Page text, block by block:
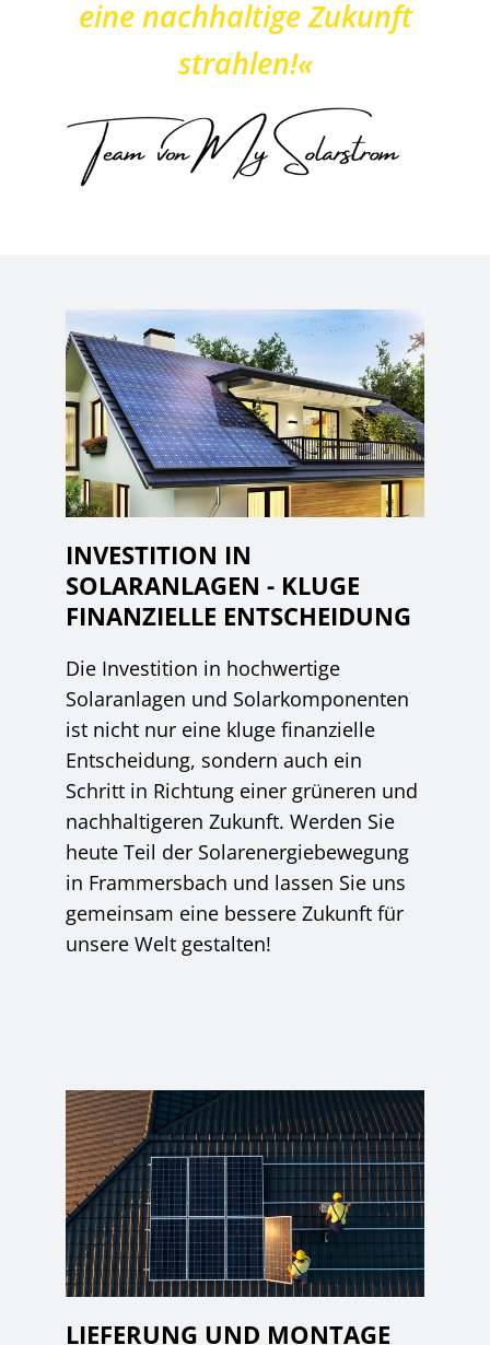
eine nachhaltige Zukunft
strahlen!«
INVESTITION IN
SOLARANLAGEN - KLUGE
FINANZIELLE ENTSCHEIDUNG
Die Investition in hochwertige
Solaranlagen und Solarkomponenten
ist nicht nur eine kluge finanzielle
Entscheidung, sondern auch ein
Schritt in Richtung einer grüneren und
nachhaltigeren Zukunft. Werden Sie
heute Teil der Solarenergiebewegung
in Frammersbach und lassen Sie uns
gemeinsam eine bessere Zukunft für
unsere Welt gestalten!
LIEFERUNG UND MONTAGE